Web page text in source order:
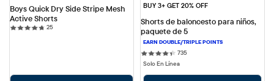
Boys Quick Dry Side Stripe Mesh
Active Shorts
2525 reviews
BUY 3+ GET 20% OFF
Shorts de baloncesto para niños,
paquete de 5
735735 reviews
Solo En Línea